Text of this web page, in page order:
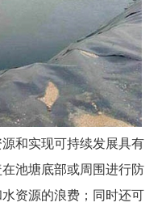
和实现可持续发展具有
池塘底部或周围进行防
资源的浪费；同时还可